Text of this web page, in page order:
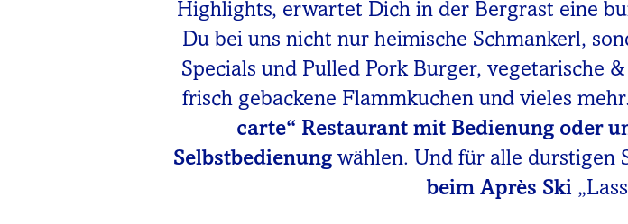
Highlights, erwartet Dich in der Bergrast eine
Du bei uns nicht nur heimische Schmankerl,
Specials und Pulled Pork Burger, vegetarische
frisch gebackene Flammkuchen und vieles
carte“ Restaurant mit Bedienung oder
Selbstbedienungwählen. Und für alle durstigen
beim Après Ski